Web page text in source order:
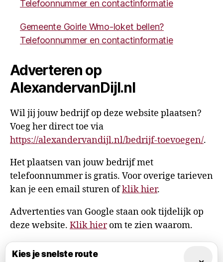
Telefoonnummer en contactinformatie
Gemeente Goirle Wmo-loket bellen?
Telefoonnummer en contactinformatie
Adverteren op
AlexandervanDijl.nl
Wil jij jouw bedrijf op deze website plaatsen?
Voeg her direct toe via
https://alexandervandijl.nl/bedrijf-toevoegen/.
Het plaatsen van jouw bedrijf met
telefoonnummer is gratis. Voor overige tarieven
kan je een email sturen ofklik hier.
Advertenties van Google staan ook tijdelijk op
deze website. Klik hierom te zien waarom.
Kies je snelste route